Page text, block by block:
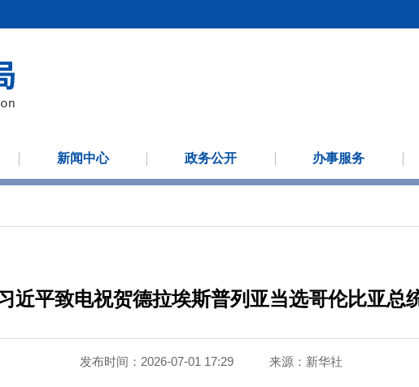
新闻中心 政务公开 办事服务
近平致电祝贺德拉埃斯普列亚当选哥伦比亚总
发布时间：2026-07-01 17:29 来源： 新华社